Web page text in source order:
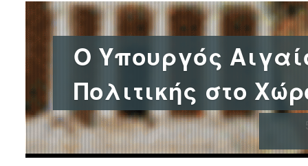
O Υπουργός
Πολιτικής στο